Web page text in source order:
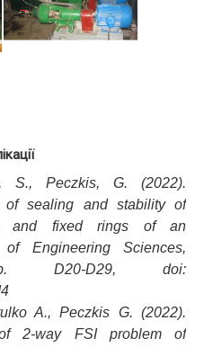
S., Peczkis, G. (2022).
of sealing and stability of
and fixed rings of an
Engineering Sciences,
D20-D29, doi:
A., Peczkis G. (2022).
2-way FSI problem of